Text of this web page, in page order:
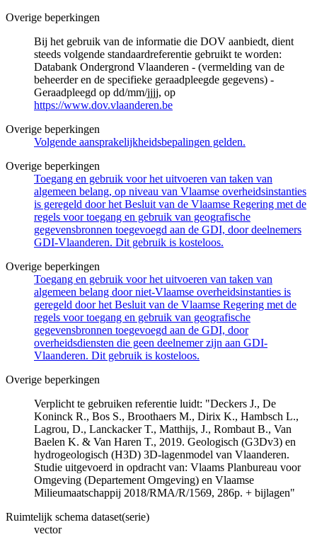
Overige beperkingen
Bij het gebruik van de informatie die DOV aanbiedt, dient
steeds volgende standaardreferentie gebruikt te worden:
Databank Ondergrond Vlaanderen - (vermelding van de
beheerder en de specifieke geraadpleegde gegevens) -
Geraadpleegd op dd/mm/jjjj, op
https://www.dov.vlaanderen.be
Overige beperkingen
Volgende aansprakelijkheidsbepalingen gelden.
Overige beperkingen
Toegang en gebruik voor het uitvoeren van taken van
algemeen belang, op niveau van Vlaamse overheidsinstanties
is geregeld door het Besluit van de Vlaamse Regering met de
regels voor toegang en gebruik van geografische
gegevensbronnen toegevoegd aan de GDI, door deelnemers
GDI-Vlaanderen. Dit gebruik is kosteloos.
Overige beperkingen
Toegang en gebruik voor het uitvoeren van taken van
algemeen belang door niet-Vlaamse overheidsinstanties is
geregeld door het Besluit van de Vlaamse Regering met de
regels voor toegang en gebruik van geografische
gegevensbronnen toegevoegd aan de GDI, door
overheidsdiensten die geen deelnemer zijn aan GDI-
Vlaanderen. Dit gebruik is kosteloos.
Overige beperkingen
Verplicht te gebruiken referentie luidt: "Deckers J., De
Koninck R., Bos S., Broothaers M., Dirix K., Hambsch L.,
Lagrou, D., Lanckacker T., Matthijs, J., Rombaut B., Van
Baelen K. & Van Haren T., 2019. Geologisch (G3Dv3) en
hydrogeologisch (H3D) 3D-lagenmodel van Vlaanderen.
Studie uitgevoerd in opdracht van: Vlaams Planbureau voor
Omgeving (Departement Omgeving) en Vlaamse
Milieumaatschappij 2018/RMA/R/1569, 286p. + bijlagen"
Ruimtelijk schema dataset(serie)
vector